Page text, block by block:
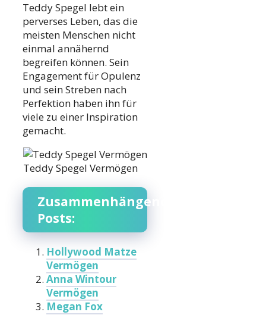
Teddy Spegel lebt ein
perverses Leben, das die
meisten Menschen nicht
einmal annähernd
begreifen können. Sein
Engagement für Opulenz
und sein Streben nach
Perfektion haben ihn für
viele zu einer Inspiration
gemacht.
Teddy Spegel Vermögen
Zusammenhängende
Posts:
Hollywood Matze
Vermögen
Anna Wintour
Vermögen
Megan Fox